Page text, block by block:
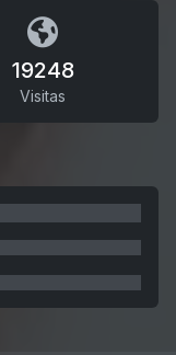
19248
Visitas